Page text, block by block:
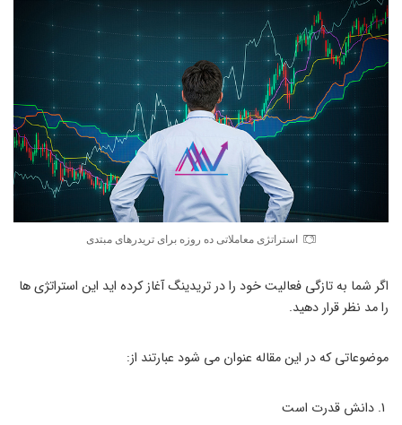
استراتژی معاملاتی ده روزه برای تریدرهای مبتدی
اگر شما به تازگی فعالیت خود را در تریدینگ آغاز کرده اید این استراتژی ها
را مد نظر قرار دهید.
موضوعاتی که در این مقاله عنوان می شود عبارتند از:
دانش قدرت است